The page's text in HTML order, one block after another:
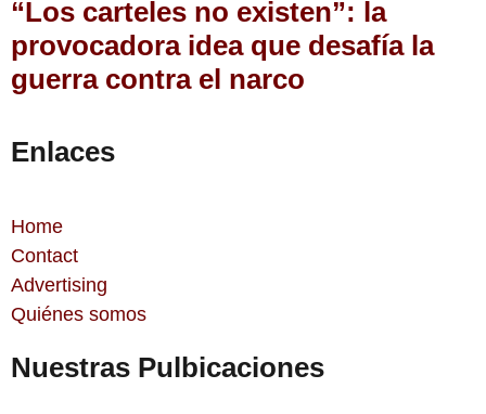
“Los carteles no existen”: la
provocadora idea que desafía la
guerra contra el narco
Enlaces
Home
Contact
Advertising
Quiénes somos
Nuestras Pulbicaciones